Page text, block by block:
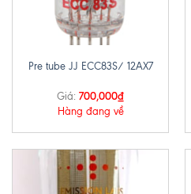
Pre tube JJ ECC83S/ 12AX7
Giá: 700,000₫
Hàng đang về